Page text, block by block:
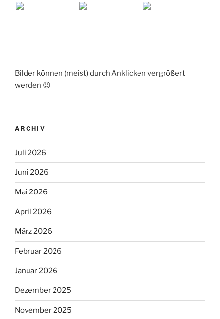
Bilder können (meist) durch Anklicken vergrößert
werden 😉
ARCHIV
Juli 2026
Juni 2026
Mai 2026
April 2026
März 2026
Februar 2026
Januar 2026
Dezember 2025
November 2025